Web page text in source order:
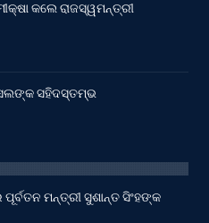
କଲେ ରାଜସ୍ୱମନ୍ତ୍ରୀ
ସହିଦସ୍ତମ୍ଭ
ମନ୍ତ୍ରୀ ସୁଶାନ୍ତ ସିଂହଙ୍କ